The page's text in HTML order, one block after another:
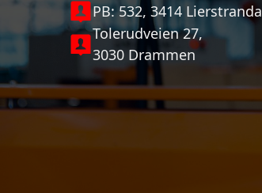
PB: 532, 3414 Lierstranda
Tolerudveien 27,
3030 Drammen